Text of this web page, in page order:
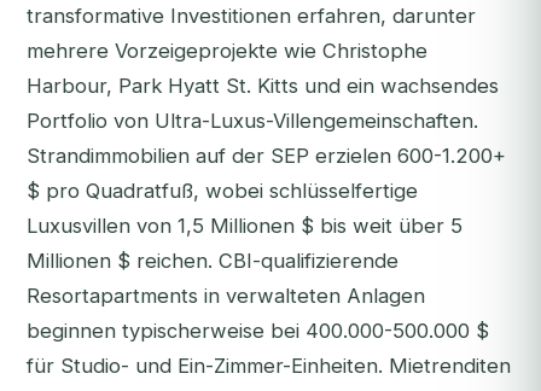
transformative Investitionen erfahren, darunter
mehrere Vorzeigeprojekte wie Christophe
Harbour, Park Hyatt St. Kitts und ein wachsendes
Portfolio von Ultra-Luxus-Villengemeinschaften.
Strandimmobilien auf der SEP erzielen 600-1.200+
$ pro Quadratfuß, wobei schlüsselfertige
Luxusvillen von 1,5 Millionen $ bis weit über 5
Millionen $ reichen. CBI-qualifizierende
Resortapartments in verwalteten Anlagen
beginnen typischerweise bei 400.000-500.000 $
für Studio- und Ein-Zimmer-Einheiten. Mietrenditen